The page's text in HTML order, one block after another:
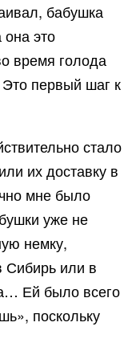
бабушка
это
время голода
Это первый шаг к
стало
их доставку в
мне было
уже не
немку,
Сибирь или в
Ей было всего
поскольку